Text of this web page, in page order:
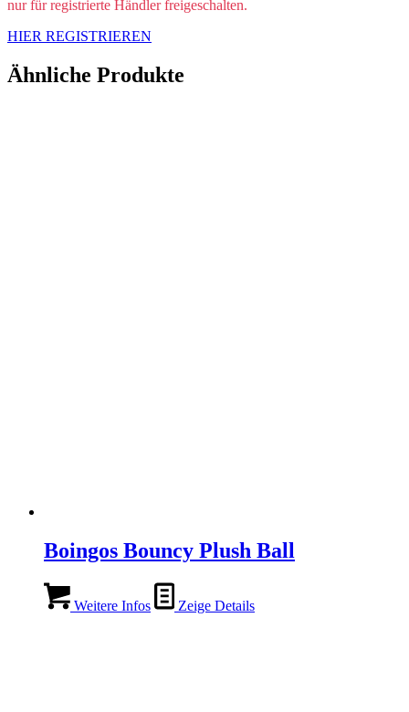
nur für registrierte Händler freigeschalten.
HIER REGISTRIEREN
Ähnliche Produkte
Boingos Bouncy Plush Ball
Weitere Infos Zeige Details